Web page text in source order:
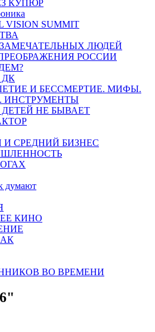
КУПЮР
VISION SUMMIT
ЛЮДЕЙ
РОССИИ
И БЕССМЕРТИЕ. МИФЫ.
ИНСТРУМЕНТЫ
НЕ БЫВАЕТ
СРЕДНИЙ БИЗНЕС
думают
КИНО
ВО ВРЕМЕНИ